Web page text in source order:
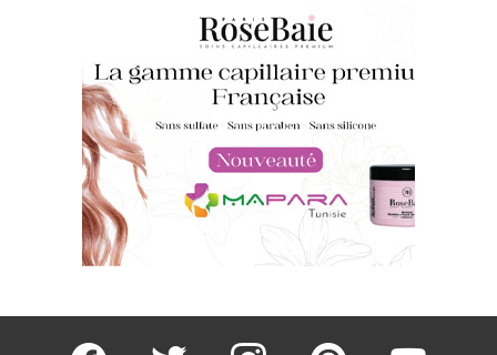
facebook twitter instagram pinterest youtube